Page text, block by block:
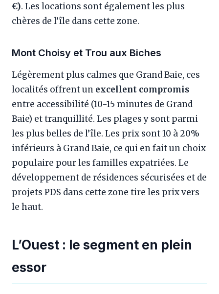
€). Les locations sont également les plus
chères de l’île dans cette zone.
Mont Choisy et Trou aux Biches
Légèrement plus calmes que Grand Baie, ces
localités offrent un excellent compromis
entre accessibilité (10-15 minutes de Grand
Baie) et tranquillité. Les plages y sont parmi
les plus belles de l’île. Les prix sont 10 à 20%
inférieurs à Grand Baie, ce qui en fait un choix
populaire pour les familles expatriées. Le
développement de résidences sécurisées et de
projets PDS dans cette zone tire les prix vers
le haut.
L’Ouest : le segment en plein
essor